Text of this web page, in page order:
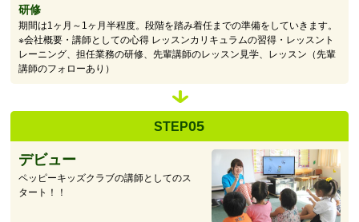
研修
期間は1ヶ月～1ヶ月半程度。段階を踏み着任までの準備をしていきます。
※会社概要・講師としての心得 レッスンカリキュラムの習得・レッスント
レーニング、担任業務の研修、先輩講師のレッスン見学、レッスン（先輩
講師のフォローあり）
STEP05
デビュー
ペッピーキッズクラブの講師としてのス
タート！！